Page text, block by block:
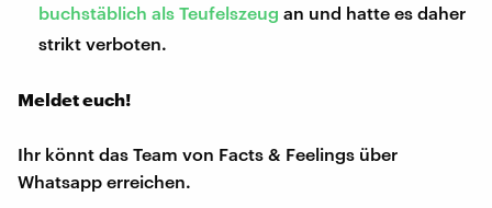
buchstäblich als Teufelszeug an und hatte es daher
strikt verboten.
Meldet euch!
Ihr könnt das Team von Facts & Feelings über
Whatsapp erreichen.